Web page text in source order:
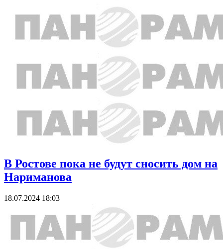
В Ростове пока не будут сносить дом на
Нариманова
18.07.2024 18:03